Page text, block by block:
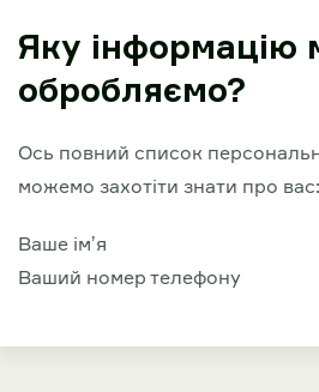
Яку інформацію
обробляємо?
Ось повний список
можемо захотіти знати про вас:
Ваше імʼя
Ваший номер телефону